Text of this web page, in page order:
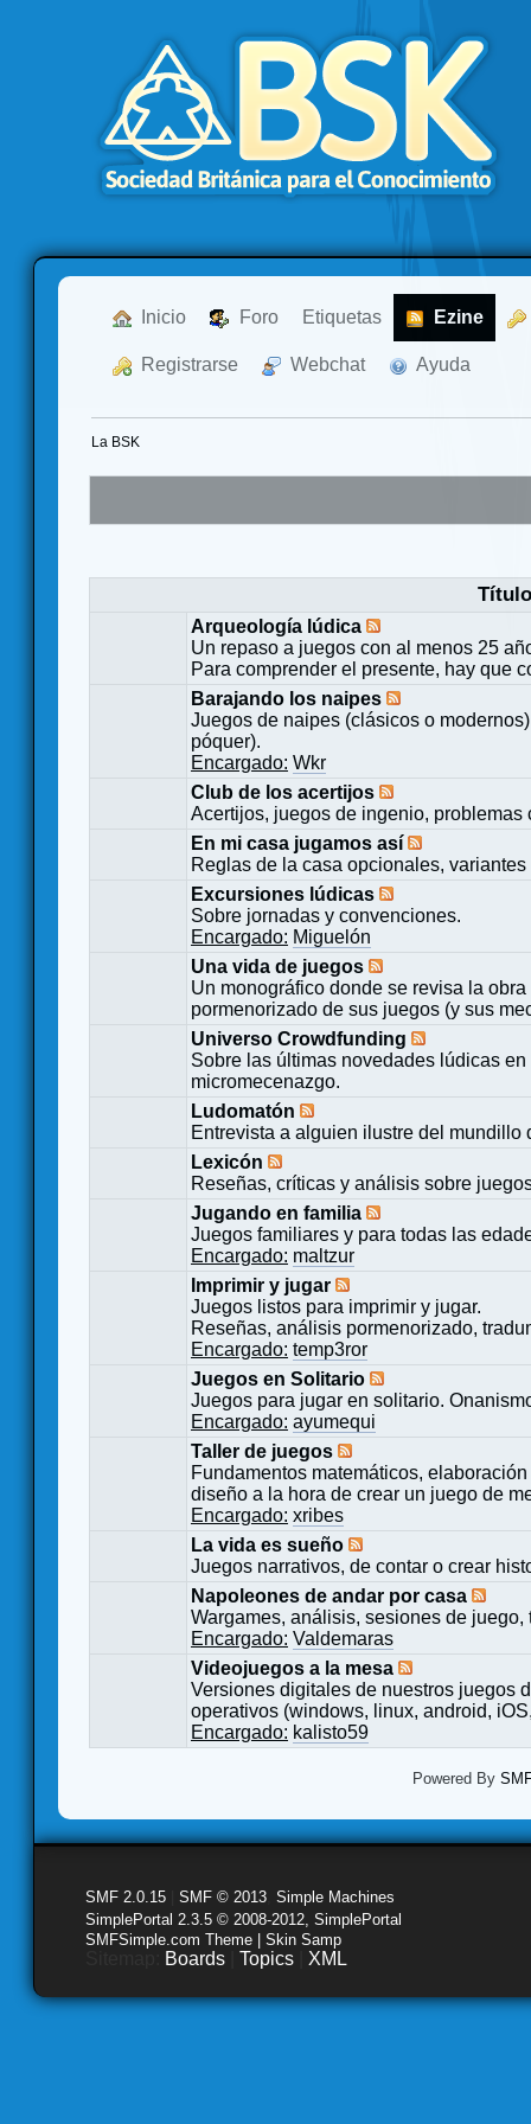
Inicio Foro Etiquetas Ezine
Registrarse Webchat Ayuda
La BSK
Título
Arqueología lúdica
Un repaso a juegos con al menos 25
Para comprender el presente, hay que
Barajando los naipes
Juegos de naipes (clásicos o
póquer).
Encargado: Wkr
Club de los acertijos
Acertijos, juegos de ingenio,
En mi casa jugamos así
Reglas de la casa opcionales,
Excursiones lúdicas
Sobre jornadas y convenciones.
Encargado: Miguelón
Una vida de juegos
Un monográfico donde se revisa la
pormenorizado de sus juegos (y sus
Universo Crowdfunding
Sobre las últimas novedades lúdicas
micromecenazgo.
Ludomatón
Entrevista a alguien ilustre del mundillo
Lexicón
Reseñas, críticas y análisis sobre
Jugando en familia
Juegos familiares y para todas las
Encargado: maltzur
Imprimir y jugar
Juegos listos para imprimir y jugar.
Reseñas, análisis pormenorizado,
Encargado: temp3ror
Juegos en Solitario
Juegos para jugar en solitario.
Encargado: ayumequi
Taller de juegos
Fundamentos matemáticos,
diseño a la hora de crear un juego de
Encargado: xribes
La vida es sueño
Juegos narrativos, de contar o crear
Napoleones de andar por casa
Wargames, análisis, sesiones de
Encargado: Valdemaras
Videojuegos a la mesa
Versiones digitales de nuestros juegos
operativos (windows, linux, android,
Encargado: kalisto59
Powered By
SMF 2.0.15 SMF © 2013 Simple Machines
SimplePortal 2.3.5 © 2008-2012, SimplePortal
SMFSimple.com Theme | Skin Samp
Boards Topics XML